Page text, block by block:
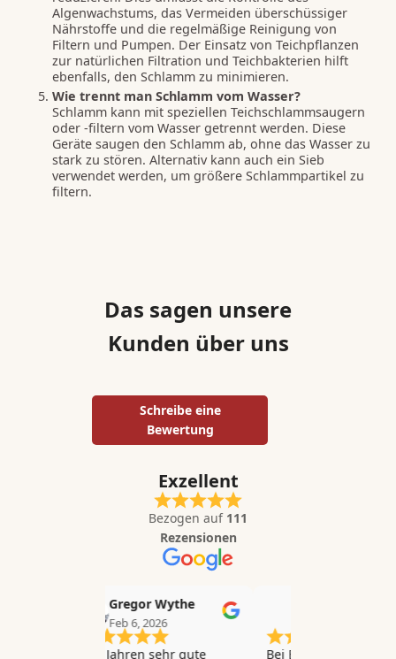
Algenwachstums, das Vermeiden überschüssiger
Nährstoffe und die regelmäßige Reinigung von
Filtern und Pumpen. Der Einsatz von Teichpflanzen
zur natürlichen Filtration und Teichbakterien hilft
ebenfalls, den Schlamm zu minimieren.
Wie trennt man Schlamm vom Wasser?
Schlamm kann mit speziellen Teichschlammsaugern
oder -filtern vom Wasser getrennt werden. Diese
Geräte saugen den Schlamm ab, ohne das Wasser zu
stark zu stören. Alternativ kann auch ein Sieb
verwendet werden, um größere Schlammpartikel zu
filtern.
Das sagen unsere
Kunden über uns
Schreibe eine
Bewertung
Exzellent
Bezogen auf 111
Rezensionen
Gregor Wythe
Feb 6, 2026
Seit Jahren sehr gute Bei Bestellungen immer